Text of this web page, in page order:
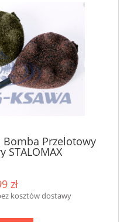
Bomba Przelotowy
STALOMAX
zł
kosztów dostawy